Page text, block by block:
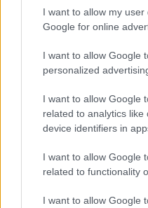
I want to allow my
Google for online
I want to allow Google
personalized
I want to allow Google
related to analytics like
device identifiers in
I want to allow Google
related to functionality
I want to allow Google
Eötvös Péter műveit